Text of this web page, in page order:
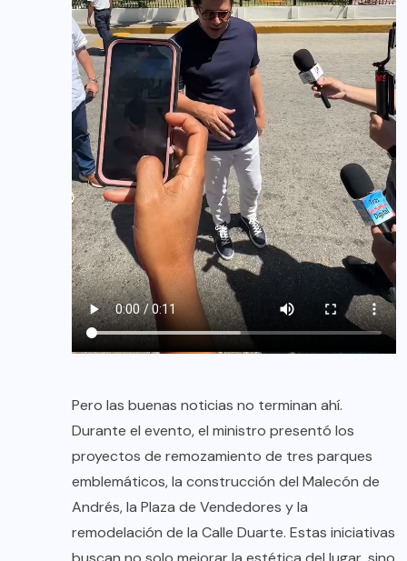
Pero las buenas noticias no terminan ahí.
Durante el evento, el ministro presentó los
proyectos de remozamiento de tres parques
emblemáticos, la construcción del Malecón de
Andrés, la Plaza de Vendedores y la
remodelación de la Calle Duarte. Estas iniciativas